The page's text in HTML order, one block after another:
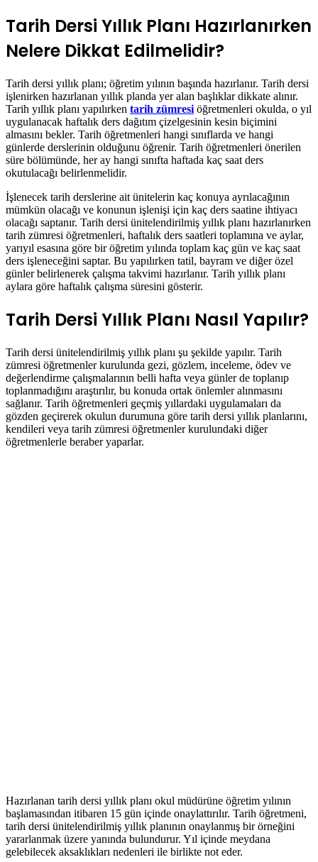
Tarih Dersi Yıllık Planı Hazırlanırken
Nelere Dikkat Edilmelidir?
Tarih dersi yıllık planı; öğretim yılının başında hazırlanır. Tarih dersi
işlenirken hazırlanan yıllık planda yer alan başlıklar dikkate alınır.
Tarih yıllık planı yapılırken tarih zümresi öğretmenleri okulda, o yıl
uygulanacak haftalık ders dağıtım çizelgesinin kesin biçimini
almasını bekler. Tarih öğretmenleri hangi sınıflarda ve hangi
günlerde derslerinin olduğunu öğrenir. Tarih öğretmenleri önerilen
süre bölümünde, her ay hangi sınıfta haftada kaç saat ders
okutulacağı belirlenmelidir.
İşlenecek tarih derslerine ait ünitelerin kaç konuya ayrılacağının
mümkün olacağı ve konunun işlenişi için kaç ders saatine ihtiyacı
olacağı saptanır. Tarih dersi ünitelendirilmiş yıllık planı hazırlanırken
tarih zümresi öğretmenleri, haftalık ders saatleri toplamına ve aylar,
yarıyıl esasına göre bir öğretim yılında toplam kaç gün ve kaç saat
ders işleneceğini saptar. Bu yapılırken tatil, bayram ve diğer özel
günler belirlenerek çalışma takvimi hazırlanır. Tarih yıllık planı
aylara göre haftalık çalışma süresini gösterir.
Tarih Dersi Yıllık Planı Nasıl Yapılır?
Tarih dersi ünitelendirilmiş yıllık planı şu şekilde yapılır. Tarih
zümresi öğretmenler kurulunda gezi, gözlem, inceleme, ödev ve
değerlendirme çalışmalarının belli hafta veya günler de toplanıp
toplanmadığını araştırılır, bu konuda ortak önlemler alınmasını
sağlanır. Tarih öğretmenleri geçmiş yıllardaki uygulamaları da
gözden geçirerek okulun durumuna göre tarih dersi yıllık planlarını,
kendileri veya tarih zümresi öğretmenler kurulundaki diğer
öğretmenlerle beraber yaparlar.
Hazırlanan tarih dersi yıllık planı okul müdürüne öğretim yılının
başlamasından itibaren 15 gün içinde onaylattırılır. Tarih öğretmeni,
tarih dersi ünitelendirilmiş yıllık planının onaylanmış bir örneğini
yararlanmak üzere yanında bulundurur. Yıl içinde meydana
gelebilecek aksaklıkları nedenleri ile birlikte not eder.